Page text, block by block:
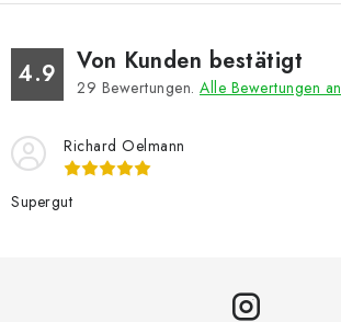
4.9 Von Kunden bestätigt
29 Bewertungen. Alle Bewertungen
Richard Oelmann
Supergut